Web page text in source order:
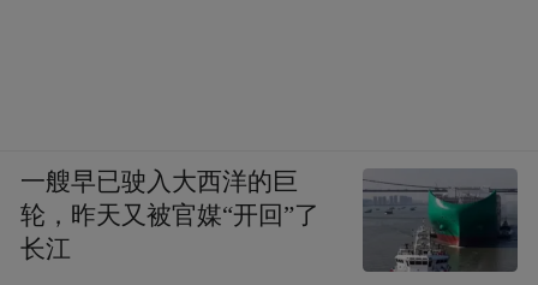
一艘早已驶入大西洋的巨
轮，昨天又被官媒“开回”了
长江